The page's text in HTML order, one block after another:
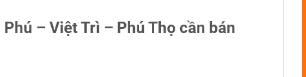
– Việt Trì – Phú Thọ cần bán